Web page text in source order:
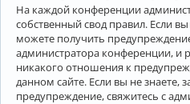
На каждой конференции
собственный свод правил. Если
можете получить
администратора конференции, и
никакого отношения к
данном сайте. Если вы не знаете,
предупреждение, свяжитесь с